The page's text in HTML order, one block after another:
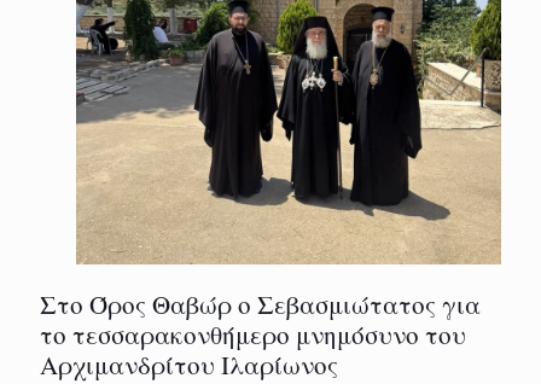
Στο Όρος Θαβώρ ο Σεβασμιώτατος για
το τεσσαρακονθήμερο μνημόσυνο του
Αρχιμανδρίτου Ιλαρίωνος